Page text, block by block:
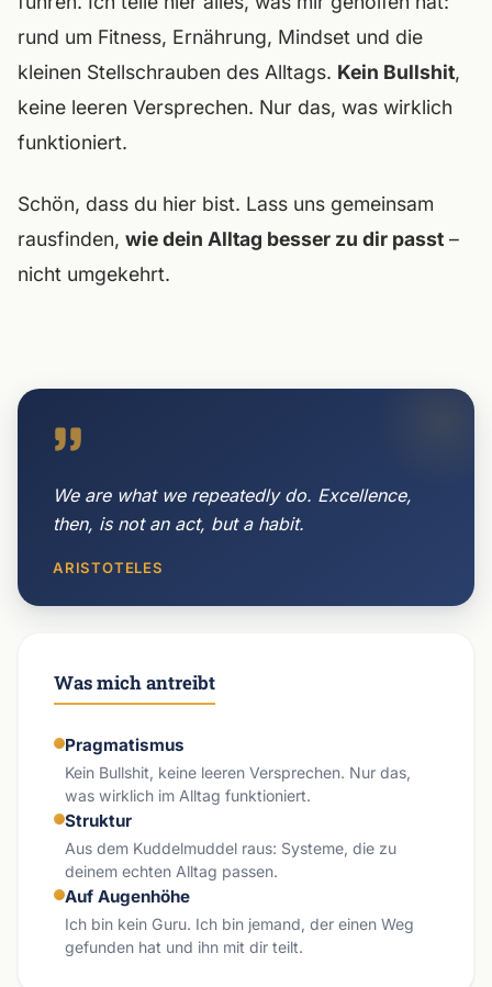
rund um Fitness, Ernährung, Mindset und die
kleinen Stellschrauben des Alltags. Kein Bullshit,
keine leeren Versprechen. Nur das, was wirklich
funktioniert.
Schön, dass du hier bist. Lass uns gemeinsam
rausfinden, wie dein Alltag besser zu dir passt –
nicht umgekehrt.
We are what we repeatedly do. Excellence,
then, is not an act, but a habit.
ARISTOTELES
Was mich antreibt
Pragmatismus
Kein Bullshit, keine leeren Versprechen. Nur das,
was wirklich im Alltag funktioniert.
Struktur
Aus dem Kuddelmuddel raus: Systeme, die zu
deinem echten Alltag passen.
Auf Augenhöhe
Ich bin kein Guru. Ich bin jemand, der einen Weg
gefunden hat und ihn mit dir teilt.